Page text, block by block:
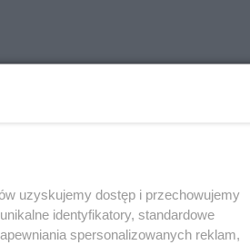
uzyskujemy dostęp i przechowujemy
identyfikatory, standardowe
spersonalizowanych reklam,